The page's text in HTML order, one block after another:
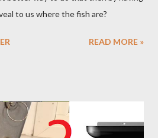
to us where the fish are?
READ MORE »